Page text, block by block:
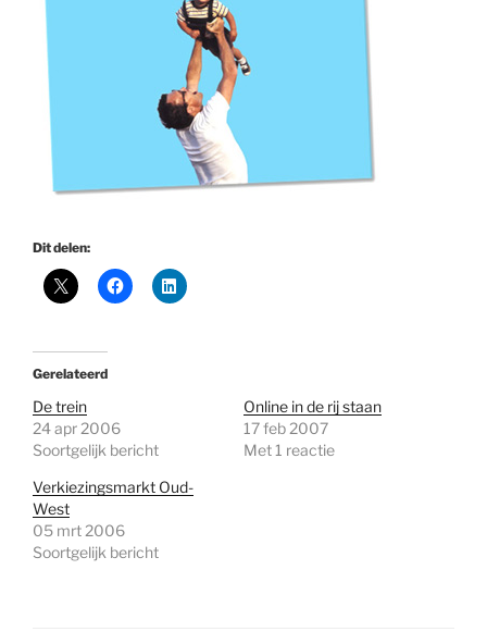
Dit delen:
Gerelateerd
De trein
24 apr 2006
Soortgelijk bericht
Online in de rij staan
17 feb 2007
Met 1 reactie
Verkiezingsmarkt Oud-
West
05 mrt 2006
Soortgelijk bericht